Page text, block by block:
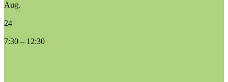
Aug.
24
7:30 – 12:30